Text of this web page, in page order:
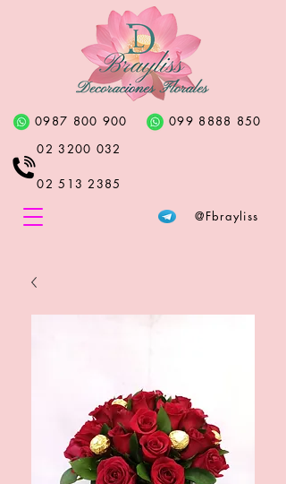
@Fbrayliss
0987 800 900
02 3200 032
02 513 2385
099 8888 850